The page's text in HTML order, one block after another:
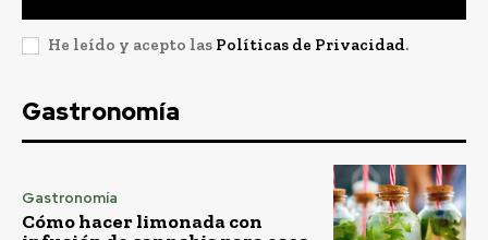
He leído y acepto las Políticas de Privacidad.
Gastronomía
Gastronomía
Cómo hacer limonada con